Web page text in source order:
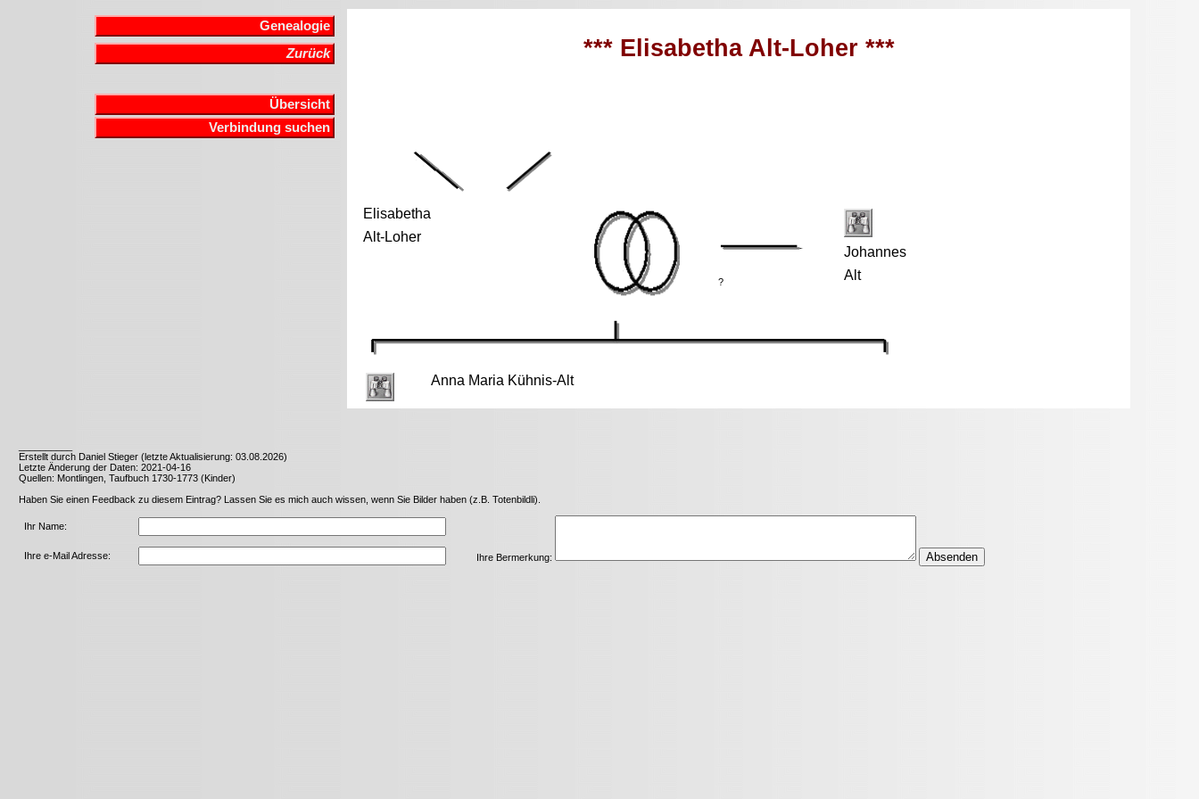
Genealogie
Zurück
Übersicht
Verbindung suchen
*** Elisabetha Alt-Loher ***
Elisabetha
Alt-Loher
?
Johannes
Alt
Anna Maria Kühnis-Alt
Erstellt durch Daniel Stieger (letzte Aktualisierung: 03.08.2026)
Letzte Änderung der Daten: 2021-04-16
Quellen: Montlingen, Taufbuch 1730-1773 (Kinder)
Haben Sie einen Feedback zu diesem Eintrag? Lassen Sie es mich auch wissen, wenn Sie Bilder haben (z.B. Totenbildli).
Ihr Name:
Ihre e-Mail Adresse: Ihre Bermerkung: